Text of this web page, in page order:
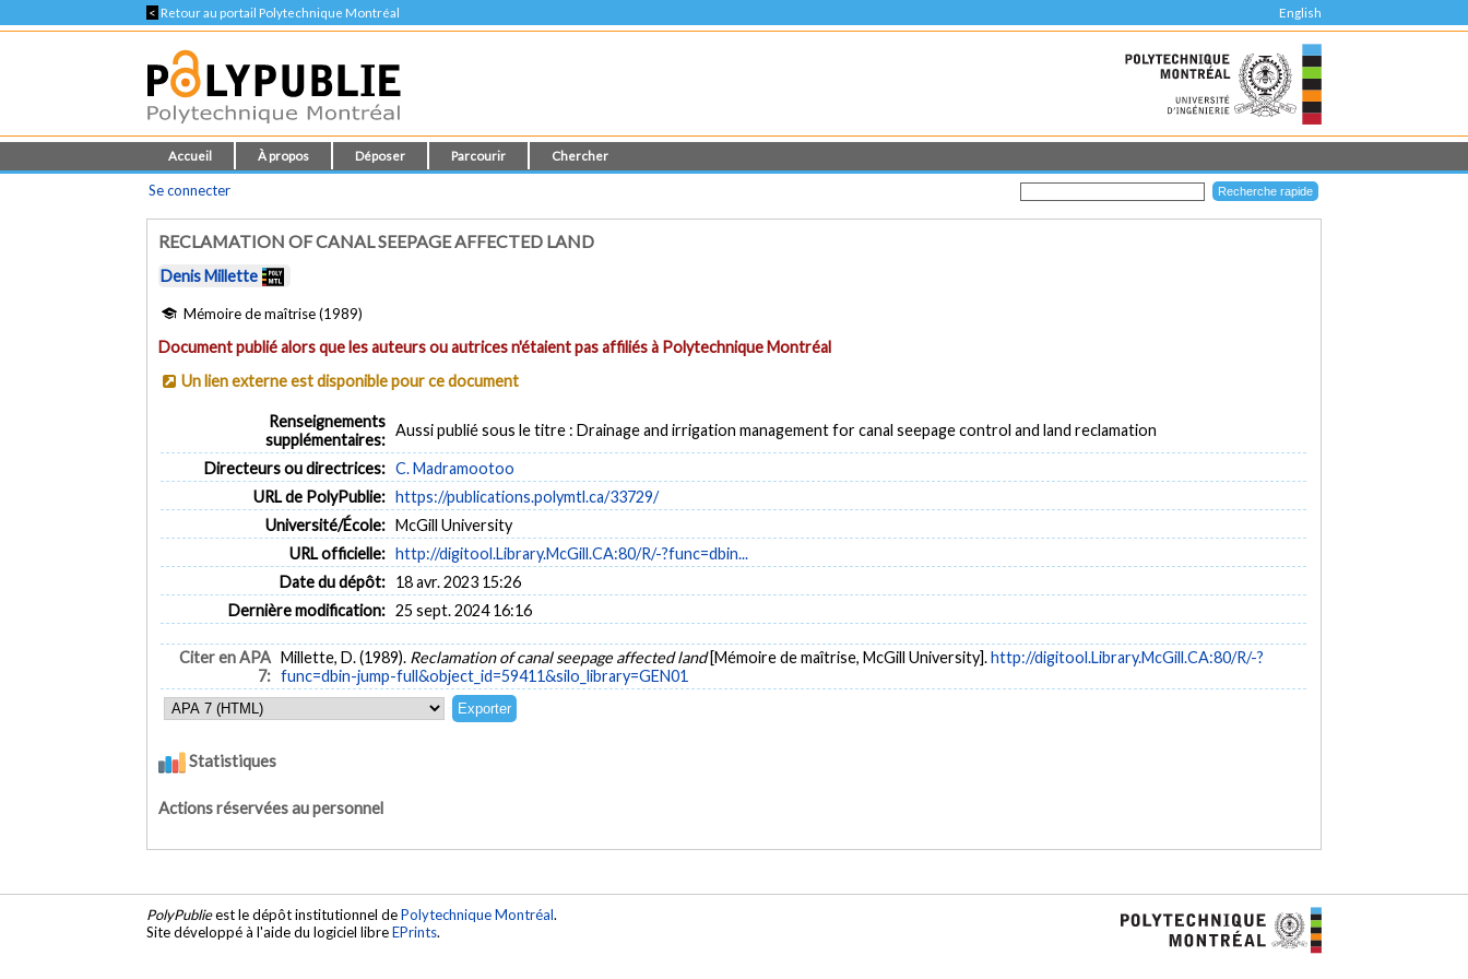
< Retour au portail Polytechnique Montréal English
Accueil À propos Déposer Parcourir Chercher
Se connecter
RECLAMATION OF CANAL SEEPAGE AFFECTED LAND
Denis Millette
Mémoire de maîtrise (1989)
Document publié alors que les auteurs ou autrices n'étaient pas affiliés à Polytechnique Montréal
Un lien externe est disponible pour ce document
Renseignements
supplémentaires:
Aussi publié sous le titre : Drainage and irrigation management for canal seepage control and land reclamation
Directeurs ou directrices: C. Madramootoo
URL de PolyPublie: https://publications.polymtl.ca/33729/
Université/École: McGill University
URL officielle: http://digitool.Library.McGill.CA:80/R/-?func=dbin...
Date du dépôt: 18 avr. 2023 15:26
Dernière modification: 25 sept. 2024 16:16
Citer en APA
7:
Millette, D. (1989). Reclamation of canal seepage affected land[Mémoire de maîtrise, McGill University].http://digitool.Library.McGill.CA:80/R/-?
func=dbin-jump-full&object_id=59411&silo_library=GEN01
Statistiques
Actions réservées au personnel
PolyPublieest le dépôt institutionnel dePolytechnique Montréal.
Site développé à l'aide du logiciel libreEPrints.